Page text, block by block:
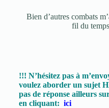
Bien d’autres combats
fil du
!!! N’hésitez pas à
voulez aborder un sujet
pas de réponse ailleurs
en cliquant: ici